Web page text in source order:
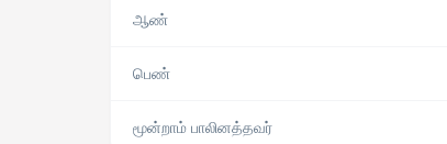
ஆண்
பெண்
மூன்றாம் பாலினத்தவர்